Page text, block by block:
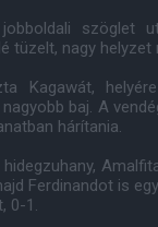
szöglet
tüzelt, nagy helyzet
Kagawát,
baj. A
hárítania.
Ferdinandot is
0-1.